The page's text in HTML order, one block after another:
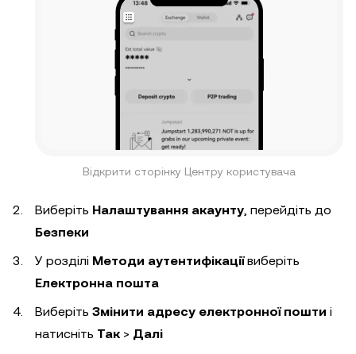
Відкрити сторінку Центру користувача
Виберіть Налаштування акаунту, перейдіть до
Безпеки
У розділі Методи аутентифікаціївиберіть
Електронна пошта
Виберіть Змінити адресу електронної пошти і
натисніть Так > Далі